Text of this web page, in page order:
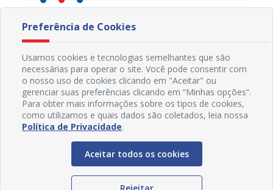
Preferência de Cookies
Usamos cookies e tecnologias semelhantes que são
necessárias para operar o site. Você pode consentir com
o nosso uso de cookies clicando em "Aceitar" ou
gerenciar suas preferências clicando em “Minhas opções”.
Para obter mais informações sobre os tipos de cookies,
como utilizamos e quais dados são coletados, leia nossa
Política de Privacidade.
Aceitar todos os cookies